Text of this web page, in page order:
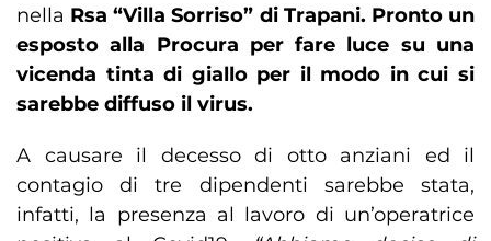
nella Rsa “Villa Sorriso” di Trapani. Pronto un
esposto alla Procura per fare luce su una
vicenda tinta di giallo per il modo in cui si
sarebbe diffuso il virus.
A causare il decesso di otto anziani ed il
contagio di tre dipendenti sarebbe stata,
infatti, la presenza al lavoro di un’operatrice